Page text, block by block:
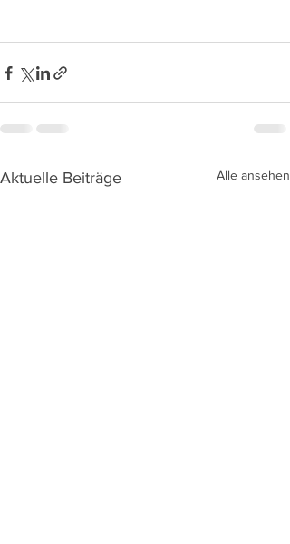
Aktuelle Beiträge Alle ansehen